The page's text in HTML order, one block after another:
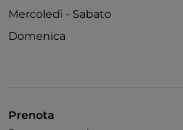
Si parla inglese
Menù bambini
Mercoledì - Sabato
Domenica
Prenota